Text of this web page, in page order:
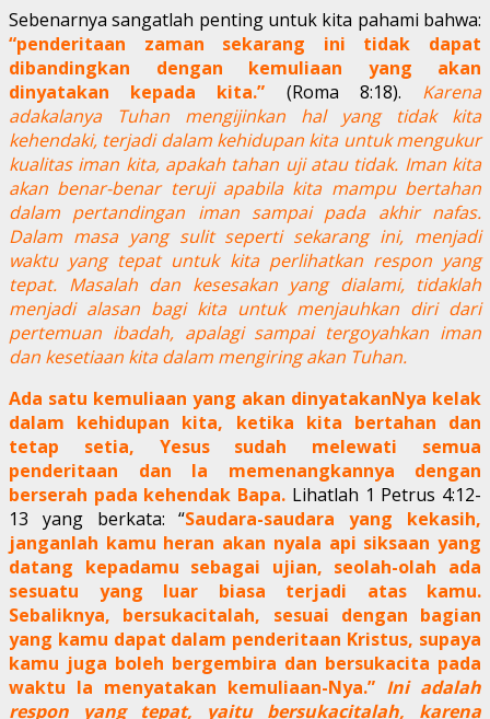
Sebenarnya sangatlah penting untuk kita pahami bahwa:
“penderitaan zaman sekarang ini tidak dapat
dibandingkan dengan kemuliaan yang akan
dinyatakan kepada kita.”
(Roma 8:18). Karena
adakalanya Tuhan mengijinkan hal yang tidak kita
kehendaki, terjadi dalam kehidupan kita untuk mengukur
kualitas iman kita, apakah tahan uji atau tidak. Iman kita
akan benar-benar teruji apabila kita mampu bertahan
dalam pertandingan iman sampai pada akhir nafas.
Dalam masa yang sulit seperti sekarang ini, menjadi
waktu yang tepat untuk kita perlihatkan respon yang
tepat. Masalah dan kesesakan yang dialami, tidaklah
menjadi alasan bagi kita untuk menjauhkan diri dari
pertemuan ibadah, apalagi sampai tergoyahkan iman
dan kesetiaan kita dalam mengiring akan Tuhan.
Ada satu kemuliaan yang akan dinyatakanNya kelak
dalam kehidupan kita, ketika kita bertahan dan
tetap setia, Yesus sudah melewati semua
penderitaan dan Ia memenangkannya dengan
berserah pada kehendak Bapa. Lihatlah 1 Petrus 4:12-
13 yang berkata: “Saudara-saudara yang kekasih,
janganlah kamu heran akan nyala api siksaan yang
datang kepadamu sebagai ujian, seolah-olah ada
sesuatu yang luar biasa terjadi atas kamu.
Sebaliknya, bersukacitalah, sesuai dengan bagian
yang kamu dapat dalam penderitaan Kristus, supaya
kamu juga boleh bergembira dan bersukacita pada
waktu Ia menyatakan kemuliaan-Nya.” Ini adalah
respon yang tepat, yaitu bersukacitalah, karena